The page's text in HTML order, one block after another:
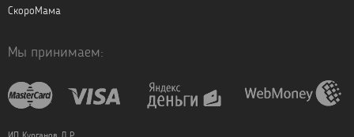
СкороМама
Мы принимаем: